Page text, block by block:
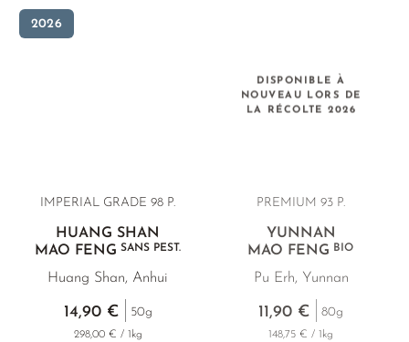
2026
IMPERIAL GRADE 98 P.
HUANG SHAN
MAO FENGSANS PEST.
Huang Shan, Anhui
14,90 € 50g
298,00 € / 1kg
DISPONIBLE À
NOUVEAU LORS DE
LA RÉCOLTE 2026
PREMIUM93 P.
YUNNAN
MAO FENGBIO
Pu Erh, Yunnan
11,90 € 80g
148,75 € / 1kg